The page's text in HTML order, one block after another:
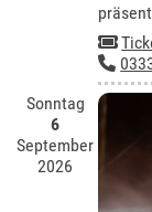
Sonntag
6
September
2026